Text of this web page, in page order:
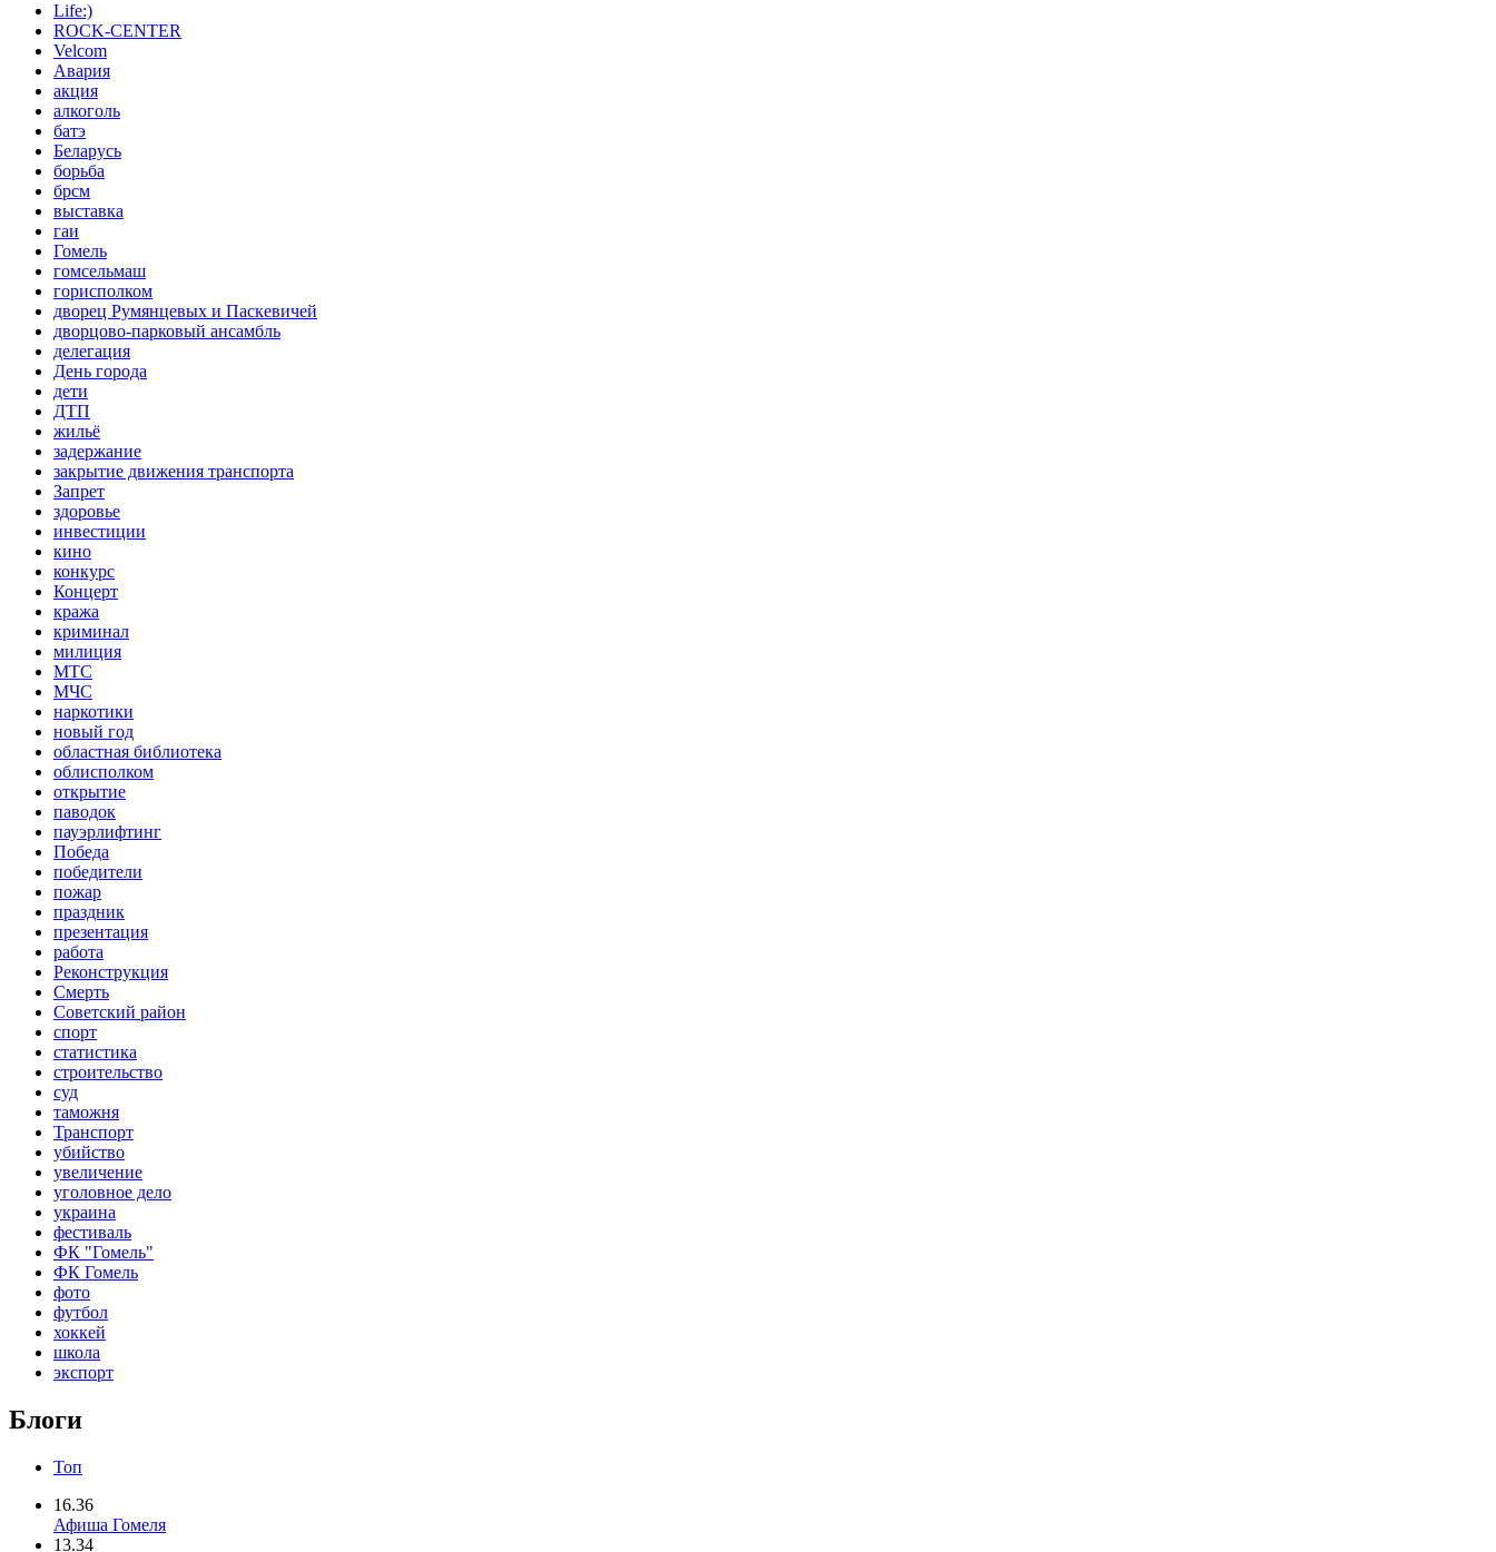
Life:)
ROCK-CENTER
Velcom
Авария
акция
алкоголь
батэ
Беларусь
борьба
брсм
выставка
гаи
Гомель
гомсельмаш
горисполком
дворец Румянцевых и Паскевичей
дворцово-парковый ансамбль
делегация
День города
дети
ДТП
жильё
задержание
закрытие движения транспорта
Запрет
здоровье
инвестиции
кино
конкурс
Концерт
кража
криминал
милиция
МТС
МЧС
наркотики
новый год
областная библиотека
облисполком
открытие
паводок
пауэрлифтинг
Победа
победители
пожар
праздник
презентация
работа
Реконструкция
Смерть
Советский район
спорт
статистика
строительство
суд
таможня
Транспорт
убийство
увеличение
уголовное дело
украина
фестиваль
ФК "Гомель"
ФК Гомель
фото
футбол
хоккей
школа
экспорт
Блоги
Топ
16.36
Афиша Гомеля
13.34